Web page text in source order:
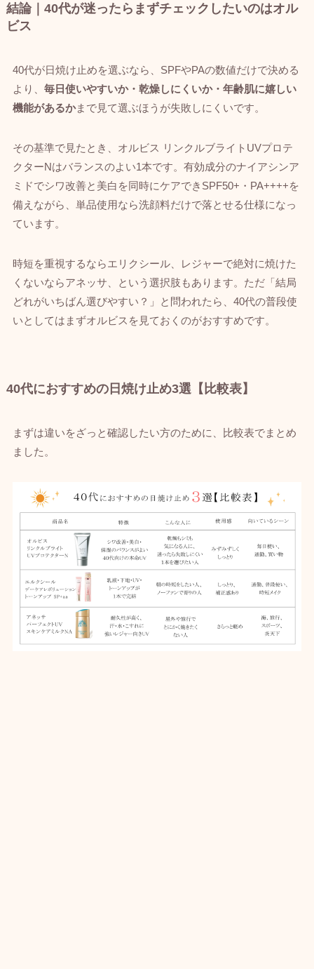
結論｜40代が迷ったらまずチェックしたいのはオル
ビス
40代が日焼け止めを選ぶなら、SPFやPAの数値だけで決める
より、 毎日使いやすいか・乾燥しにくいか・年齢肌に嬉しい
機能があるかまで見て選ぶほうが失敗しにくいです。
その基準で見たとき、オルビス リンクルブライトUVプロテ
クターNはバランスのよい1本です。有効成分のナイアシンア
ミドでシワ改善と美白を同時にケアできSPF50+・PA++++を
備えながら、単品使用なら洗顔料だけで落とせる仕様になっ
ています。
時短を重視するならエリクシール、レジャーで絶対に焼けた
くないならアネッサ、という選択肢もあります。ただ「結局
どれがいちばん選びやすい？」と問われたら、40代の普段使
いとしてはまずオルビスを見ておくのがおすすめです。
40代におすすめの日焼け止め3選【比較表】
まずは違いをざっと確認したい方のために、比較表でまとめ
ました。